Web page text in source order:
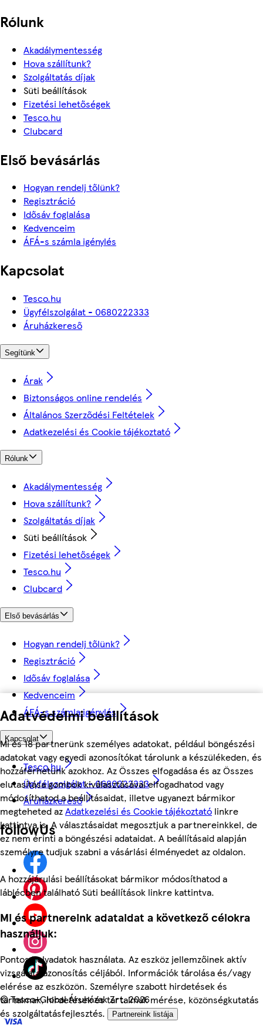
Adatvédelmi beállítások
Mi és 18 partnerünk személyes adatokat, például böngészési
adatokat vagy egyedi azonosítókat tárolunk a készülékeden, és
hozzáférhetünk azokhoz. Az Összes elfogadása és az Összes
elutasítása gombok kiválasztásával elfogadhatod vagy
módosíthatod a beállításaidat, illetve ugyanezt bármikor
megteheted azAdatkezelési és Cookie tájékoztató linkre
kattintva is. A választásaidat megosztjuk a partnereinkkel, de
ez nem érinti a böngészési adataidat. A beállításaid alapján
személyre tudjuk szabni a vásárlási élményedet az oldalon.
A hozzájárulási beállításokat bármikor módosíthatod a
láblécben található Süti beállítások linkre kattintva.
Mi és partnereink adataidat a következő célokra
használjuk:
Pontos helyadatok használata. Az eszköz jellemzőinek aktív
vizsgálata azonosítás céljából. Információk tárolása és/vagy
elérése az eszközön. Személyre szabott hirdetések és
tartalmak, hirdetések és tartalmak mérése, közönségkutatás
és szolgáltatásfejlesztés.
Partnereink listája
Rólunk
Akadálymentesség
Hova szállítunk?
Szolgáltatás díjak
Süti beállítások
Fizetési lehetőségek
Tesco.hu
Clubcard
Első bevásárlás
Hogyan rendelj tőlünk?
Regisztráció
Idősáv foglalása
Kedvenceim
ÁFÁ-s számla igénylés
Kapcsolat
Tesco.hu
Ügyfélszolgálat - 0680222333
Áruházkereső
Segítünk
Árak
Biztonságos online rendelés
Általános Szerződési Feltételek
Adatkezelési és Cookie tájékoztató
Rólunk
Akadálymentesség
Hova szállítunk?
Szolgáltatás díjak
Süti beállítások
Fizetési lehetőségek
Tesco.hu
Clubcard
Első bevásárlás
Hogyan rendelj tőlünk?
Regisztráció
Idősáv foglalása
Kedvenceim
ÁFÁ-s számla igénylés
Kapcsolat
Tesco.hu
Ügyfélszolgálat - 0680222333
Áruházkereső
followUs
©Tesco-Global Áruházak Zrt. 2026